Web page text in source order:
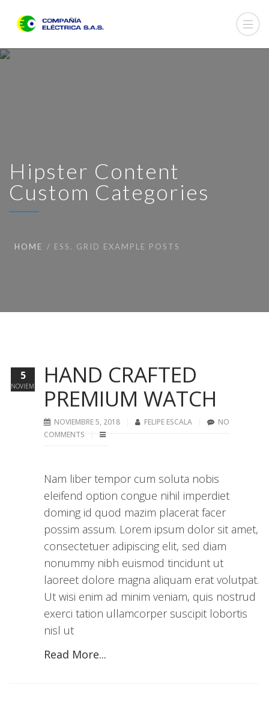
Hipster Content
Custom Categories
HOME ESS. GRID EXAMPLE POSTS
HAND CRAFTED
PREMIUM WATCH
NOVIEMBRE 5, 2018 FELIPE ESCALA
NO
COMMENTS
Nam liber tempor cum soluta nobis
eleifend option congue nihil imperdiet
doming id quod mazim placerat facer
possim assum. Lorem ipsum dolor sit amet,
consectetuer adipiscing elit, sed diam
nonummy nibh euismod tincidunt ut
laoreet dolore magna aliquam erat volutpat.
Ut wisi enim ad minim veniam, quis nostrud
exerci tation ullamcorper suscipit lobortis
nisl ut
Read More...
5
NOVIEMBRE